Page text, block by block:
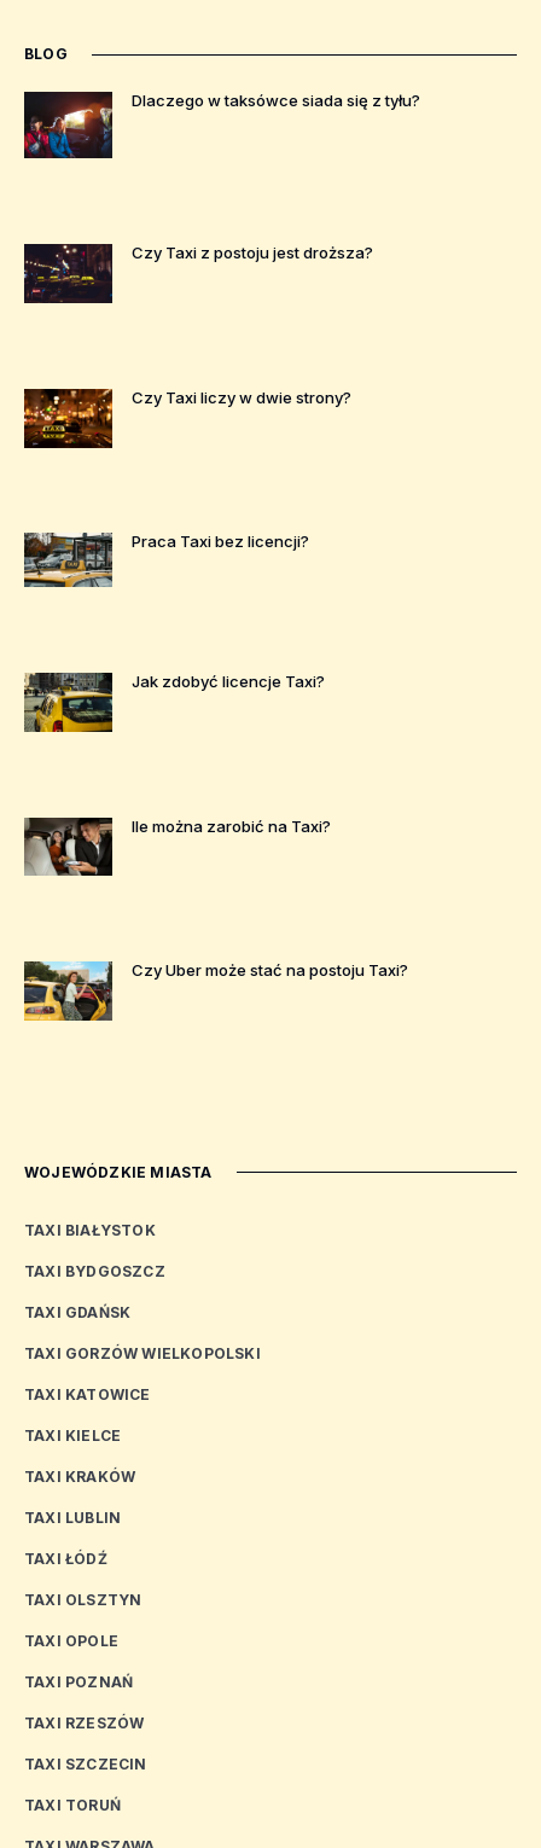
BLOG
Dlaczego w taksówce siada się z tyłu?
Czy Taxi z postoju jest droższa?
Czy Taxi liczy w dwie strony?
Praca Taxi bez licencji?
Jak zdobyć licencje Taxi?
Ile można zarobić na Taxi?
Czy Uber może stać na postoju Taxi?
WOJEWÓDZKIE MIASTA
TAXI BIAŁYSTOK
TAXI BYDGOSZCZ
TAXI GDAŃSK
TAXI GORZÓW WIELKOPOLSKI
TAXI KATOWICE
TAXI KIELCE
TAXI KRAKÓW
TAXI LUBLIN
TAXI ŁÓDŹ
TAXI OLSZTYN
TAXI OPOLE
TAXI POZNAŃ
TAXI RZESZÓW
TAXI SZCZECIN
TAXI TORUŃ